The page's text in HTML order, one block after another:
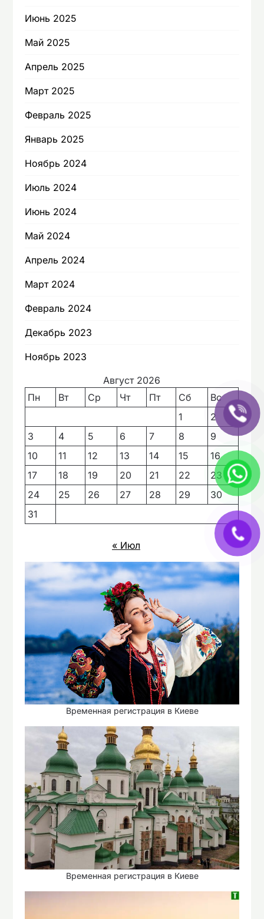
Июнь 2025
Май 2025
Апрель 2025
Март 2025
Февраль 2025
Январь 2025
Ноябрь 2024
Июль 2024
Июнь 2024
Май 2024
Апрель 2024
Март 2024
Февраль 2024
Декабрь 2023
Ноябрь 2023
Август 2026
Пн
Вт Ср Чт Пт Сб
Вс
1
2
3
4 5 6 7 8
9
10
11 12 13 14 15
16
17
18 19 20 21 22
23
24
25 26 27 28 29
30
31
« Июл
Временная регистрация в Киеве
Временная регистрация в Киеве